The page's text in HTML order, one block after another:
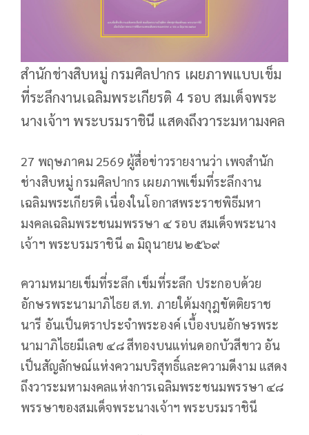
สำนักช่างสิบหมู่ กรมศิลปากร เผยภาพแบบเข็ม
ที่ระลึกงานเฉลิมพระเกียรติ 4 รอบ สมเด็จพระ
นางเจ้าฯ พระบรมราชินี แสดงถึงวาระมหามงคล
27 พฤษภาคม 2569 ผู้สื่อข่าวรายงานว่า เพจสำนัก
ช่างสิบหมู่ กรมศิลปากร เผยภาพเข็มที่ระลึกงาน
เฉลิมพระเกียรติ เนื่องในโอกาสพระราชพิธีมหา
มงคลเฉลิมพระชนมพรรษา ๔ รอบ สมเด็จพระนาง
เจ้าฯ พระบรมราชินี ๓ มิถุนายน ๒๕๖๙
ความหมายเข็มที่ระลึก เข็มที่ระลึก ประกอบด้วย
อักษรพระนามาภิไธย ส.ท. ภายใต้มงกุฎขัตติยราช
นารี อันเป็นตราประจำพระองค์ เบื้องบนอักษรพระ
นามาภิไธยมีเลข ๔๘ สีทองบนแท่นดอกบัวสีขาว อัน
เป็นสัญลักษณ์แห่งความบริสุทธิ์และความดีงาม แสดง
ถึงวาระมหามงคลแห่งการเฉลิมพระชนมพรรษา ๔๘
พรรษาของสมเด็จพระนางเจ้าฯ พระบรมราชินี